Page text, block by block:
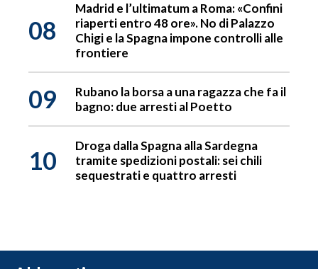
08
Madrid e l’ultimatum a Roma: «Confini
riaperti entro 48 ore». No di Palazzo
Chigi e la Spagna impone controlli alle
frontiere
09
Rubano la borsa a una ragazza che fa il
bagno: due arresti al Poetto
10
Droga dalla Spagna alla Sardegna
tramite spedizioni postali: sei chili
sequestrati e quattro arresti